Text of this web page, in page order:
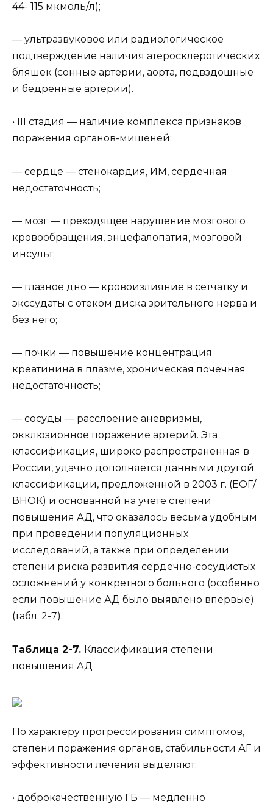
44- 115 мкмоль/л);
— ультразвуковое или радиологическое
подтверждение наличия атеросклеротических
бляшек (сонные артерии, аорта, подвздошные
и бедренные артерии).
• III стадия — наличие комплекса признаков
поражения органов-мишеней:
— сердце — стенокардия, ИМ, сердечная
недостаточность;
— мозг — преходящее нарушение мозгового
кровообращения, энцефалопатия, мозговой
инсульт;
— глазное дно — кровоизлияние в сетчатку и
экссудаты с отеком диска зрительного нерва и
без него;
— почки — повышение концентрация
креатинина в плазме, хроническая почечная
недостаточность;
— сосуды — расслоение аневризмы,
окклюзионное поражение артерий. Эта
классификация, широко распространенная в
России, удачно дополняется данными другой
классификации, предложенной в 2003 г. (ЕОГ/
ВНОК) и основанной на учете степени
повышения АД, что оказалось весьма удобным
при проведении популяционных
исследований, а также при определении
степени риска развития сердечно-сосудистых
осложнений у конкретного больного (особенно
если повышение АД было выявлено впервые)
(табл. 2-7).
Таблица 2-7. Классификация степени
повышения АД
По характеру прогрессирования симптомов,
степени поражения органов, стабильности АГ и
эффективности лечения выделяют:
• доброкачественную ГБ — медленно